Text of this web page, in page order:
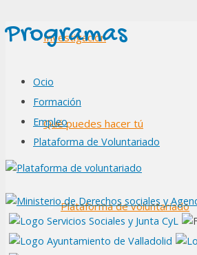
Investigación
Qué puedes hacer tú
Plataforma de voluntariado
Programas
Ocio
Formación
Empleo
Plataforma de Voluntariado